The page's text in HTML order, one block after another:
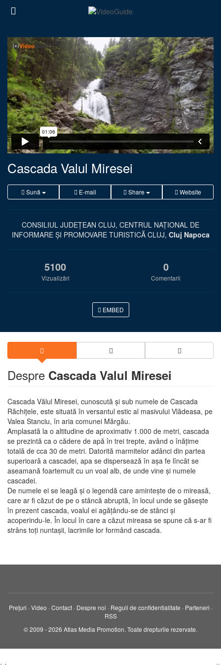
Cascada Valul Miresei
Sună E-mail Share Website
CONSILIUL JUDEȚEAN CLUJ, CENTRUL NAȚIONAL DE
INFORMARE ȘI PROMOVARE TURISTICĂ CLUJ, Cluj Napoca
5100
Vizualizări
0
Comentarii
EMBED
Despre Cascada Valul Miresei
Cascada Vălul Miresei, cunoscută şi sub numele de Cascada
Răchiţele, este situată în versantul estic al masivului Vlădeasa, pe
Valea Stanciu, în aria comunei Mărgău.
Amplasată la o altitudine de aproximativ 1.000 de metri, cascada
se prezintă ca o cădere de apă în trei trepte, având o înăţime
totală de cca 30 de metri. Datorită marmitelor adânci din partea
superioară a cascadei, apa se dispersează în aşa fe lîncât se
aseamană foartemult cu un voal alb, de unde vine şi numele
cascadei.
De numele ei se leagă şi o legendă care aminteşte de o mireasă,
care ar fi căzut de pe o stâncă abruptă, în locul unde se găseşte
în prezent cascada, voalul ei agăţându-se de stânci şi
acoperindu-le. În locul în care a căzut mireasa se spune că s-ar fi
strâns toţi nuntaşii, lacrimile lor formând cascada.
Prețuri ·Video ·Contact· Despre noi · Reguli de confidentialitate · Parteneri ·
RSS
© 2009 - 2026 Atlas Media Promotion. Toate drepturile rezervate.